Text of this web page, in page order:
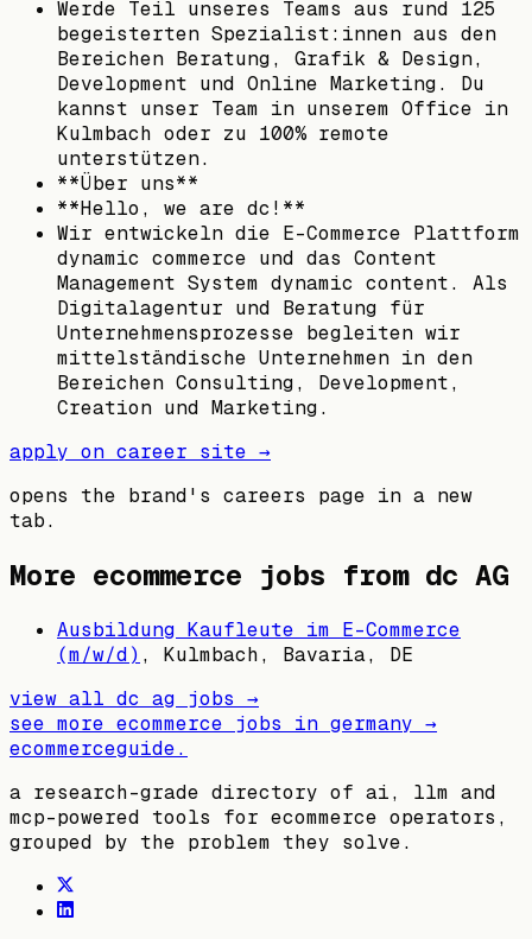
Werde Teil unseres Teams aus rund 125
begeisterten Spezialist:innen aus den
Bereichen Beratung, Grafik & Design,
Development und Online Marketing. Du
kannst unser Team in unserem Office in
Kulmbach oder zu 100% remote
unterstützen.
**Über uns**
**Hello, we are dc!**
Wir entwickeln die E-Commerce Plattform
dynamic commerce und das Content
Management System dynamic content. Als
Digitalagentur und Beratung für
Unternehmensprozesse begleiten wir
mittelständische Unternehmen in den
Bereichen Consulting, Development,
Creation und Marketing.
apply on career site →
opens the brand's careers page in a new
tab.
More ecommerce jobs from dc AG
Ausbildung Kaufleute im E-Commerce
(m/w/d) , Kulmbach, Bavaria, DE
view all dc ag jobs →
see more ecommerce jobs in germany →
ecommerceguide.
a research-grade directory of ai, llm and
mcp-powered tools for ecommerce operators,
grouped by the problem they solve.